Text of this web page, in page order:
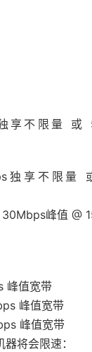
享不限量 或
独享不限量
峰值 @
峰值宽带
峰值宽带
峰值宽带
将会限速：